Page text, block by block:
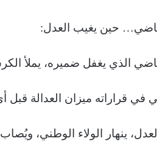
حين يغيب العدل:
الذي يغفل ضميره، يملأ
في قراراته ميزان العدالة
ينهار الولاء الوطني،